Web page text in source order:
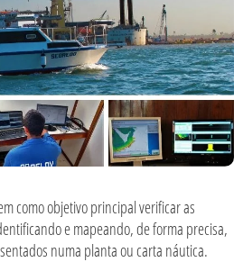
como objetivo principal verificar as
e mapeando, de forma precisa,
numa planta ou carta náutica.